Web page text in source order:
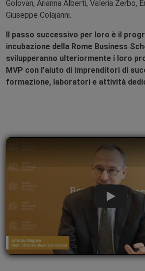
Golovan, Arianna Alberti, Valeria Zerbo,
Giuseppe Colajanni.
Il passo successivo per loro è il
incubazione della Rome Business
svilupperanno ulteriormente i loro
MVP con l’aiuto di imprenditori di
formazione, laboratori e attività
Play Video